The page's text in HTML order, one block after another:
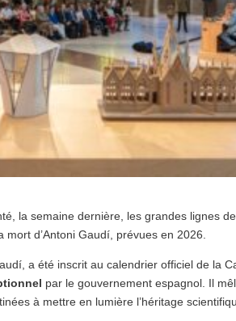
la semaine dernière, les grandes lignes
d’Antoni Gaudí, prévues en 2026.
a été inscrit au calendrier officiel de la
par le gouvernement espagnol. Il
à mettre en lumière l’héritage